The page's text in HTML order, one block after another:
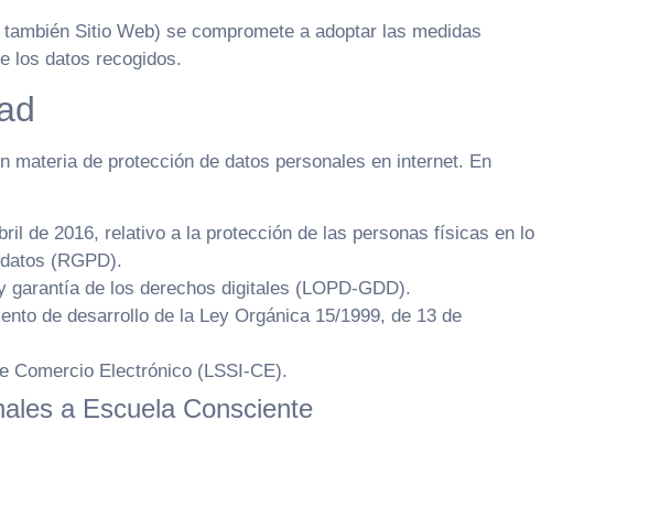
Sitio Web) se compromete a adoptar las medidas
los datos recogidos.
materia de protección de datos personales en internet. En
de 2016, relativo a la protección de las personas físicas en lo
(RGPD).
garantía de los derechos digitales (LOPD-GDD).
de desarrollo de la Ley Orgánica 15/1999, de 13 de
Comercio Electrónico (LSSI-CE).
a Escuela Consciente